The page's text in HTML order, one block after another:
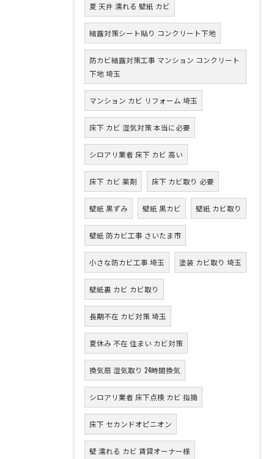
夏 天井 濡れる 壁紙 カビ
結露対策シート貼り コンクリート下地
防カビ結露対策工事 マンション コンクリート
下地 埼玉
マンション カビ リフォーム 埼玉
床下 カビ 湿気対策 本当に必要
シロアリ業者 床下 カビ 高い
床下 カビ 薬剤 床下 カビ取り 必要
壁紙 黒ずみ 壁紙 黒カビ 壁紙 カビ取り
壁紙 防カビ工事 さいたま市
小さな防カビ工事 埼玉 塗装 カビ取り 埼玉
壁紙裏 カビ カビ取り
長期不在 カビ対策 埼玉
夏休み 不在 住まい カビ対策
換気扇 湿気取り 24時間換気
シロアリ業者 床下点検 カビ 指摘
床下 セカンドオピニオン
壁 濡れる カビ 賃貸オーナー様